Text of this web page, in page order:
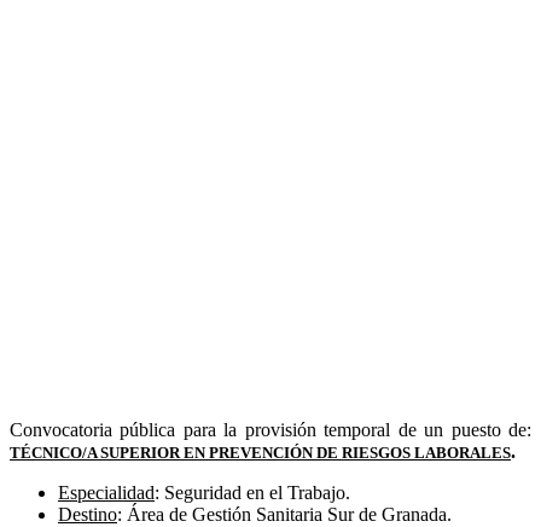
Convocatoria pública para la provisión temporal de un puesto de:
TÉCNICO/A SUPERIOR EN PREVENCIÓN DE RIESGOS LABORALES.
Especialidad: Seguridad en el Trabajo.
Destino: Área de Gestión Sanitaria Sur de Granada.